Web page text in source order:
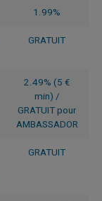
1.99%
GRATUIT
2.49% (5 €
min) /
GRATUIT pour
AMBASSADOR
GRATUIT